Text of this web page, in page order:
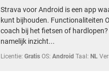
Strava voor Android is een app
kunt bijhouden. Functionaliteiten
coach bij het fietsen of
namelijk inzicht...
Licentie: Gratis OS: Android Taal: NL